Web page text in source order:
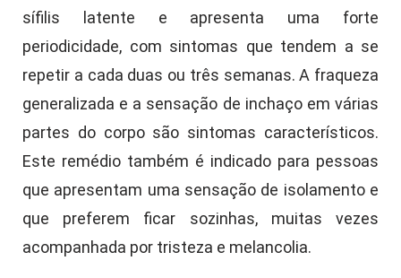
sífilis latente e apresenta uma forte
periodicidade, com sintomas que tendem a se
repetir a cada duas ou três semanas. A fraqueza
generalizada e a sensação de inchaço em várias
partes do corpo são sintomas característicos.
Este remédio também é indicado para pessoas
que apresentam uma sensação de isolamento e
que preferem ficar sozinhas, muitas vezes
acompanhada por tristeza e melancolia.